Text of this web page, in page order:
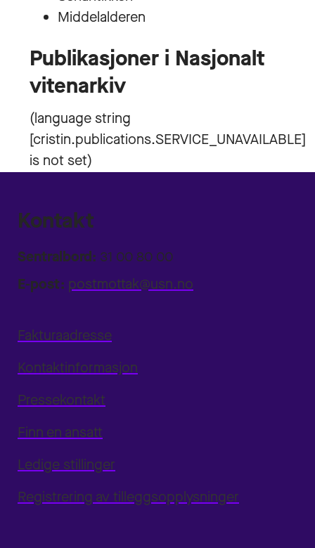
Middelalderen
Publikasjoner i Nasjonalt
vitenarkiv
Kontakt
Sentralbord: 31 00 80 00
E-post: postmottak@usn.no
Fakturaadresse
Kontaktinformasjon
Pressekontakt
Finn en ansatt
Ledige stillinger
Registrering av tilleggsopplysninger